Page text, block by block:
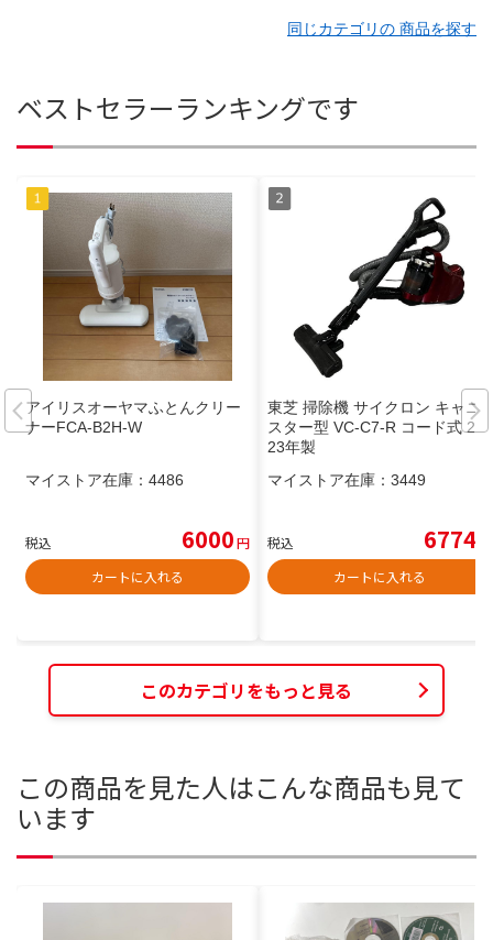
同じカテゴリの 商品を探す
ベストセラーランキングです
アイリスオーヤマふとんクリー
ナーFCA-B2H-W
マイストア在庫： 4486
税込 6000円
カートに入れる
東芝 掃除機 サイクロン キャニ
スター型 VC-C7-R コード式 20
23年製
マイストア在庫： 3449
税込 6774
カートに入れる
このカテゴリをもっと見る
この商品を見た人はこんな商品も見て
います